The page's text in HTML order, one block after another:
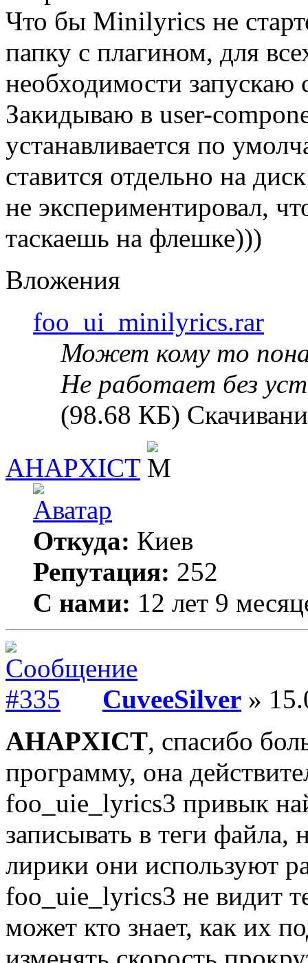
Что бы Minilyrics не
папку с плагином, для
необходимости запускаю
Закидываю в user-
устанавливается по
ставится отдельно на
не экспериментировал,
таскаешь на флешке)))
Вложения
foo_ui_minilyrics.rar
Может кому то
Не работает без
(98.68 КБ)
AHAPXICT
Откуда: Киев
Репутация: 252
С нами: 12 лет 9
CuveeSilver »
AHAPXICT, спасибо
программу, она
foo_uie_lyrics3 привык
записывать в теги
лирики они используют
foo_uie_lyrics3 не видит
может кто знает, как их